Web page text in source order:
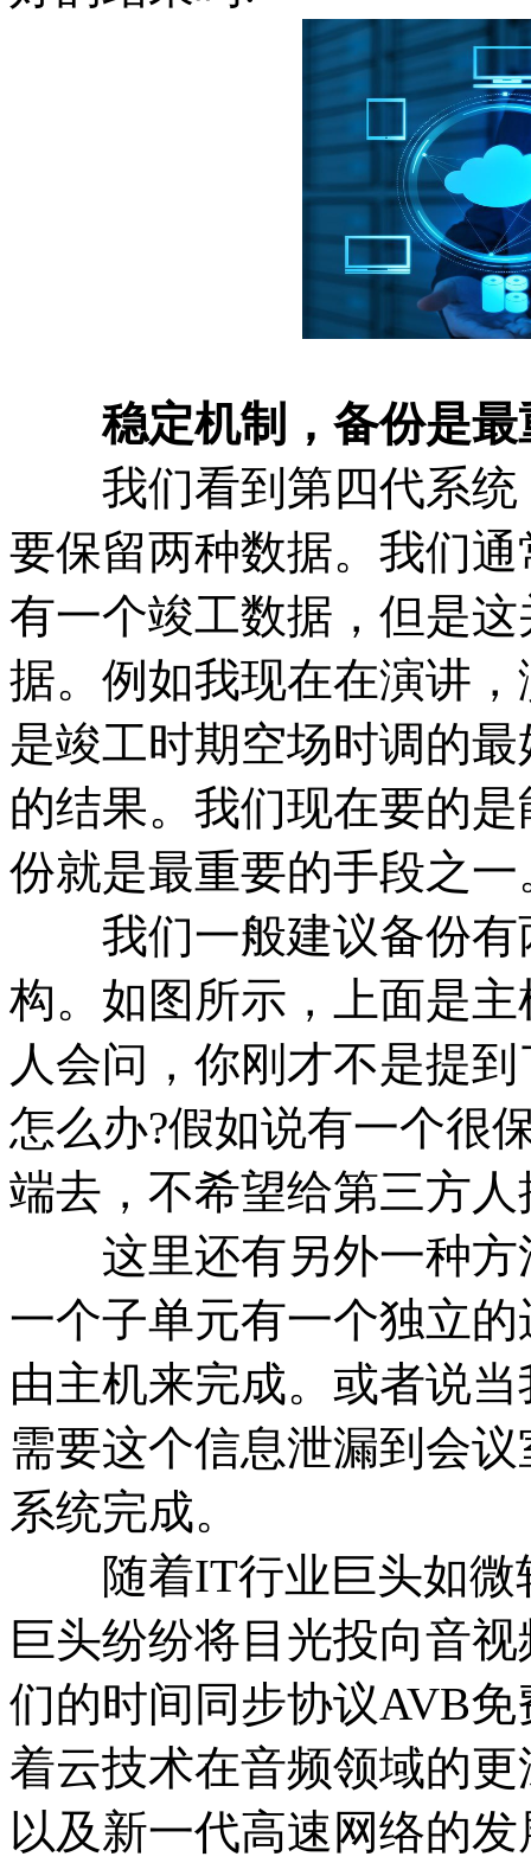
稳定机制，备份是
我们看到第四代系统
要保留两种数据。我们
有一个竣工数据，但是
据。例如我现在在演讲
是竣工时期空场时调的
的结果。我们现在要的
份就是最重要的手段之一
我们一般建议备份有
构。如图所示，上面是
人会问，你刚才不是提
怎么办?假如说有一个很
端去，不希望给第三方
这里还有另外一种方
一个子单元有一个独立
由主机来完成。或者说
需要这个信息泄漏到会
系统完成。
随着IT行业巨头如微
巨头纷纷将目光投向音
们的时间同步协议AVB
着云技术在音频领域的
以及新一代高速网络的